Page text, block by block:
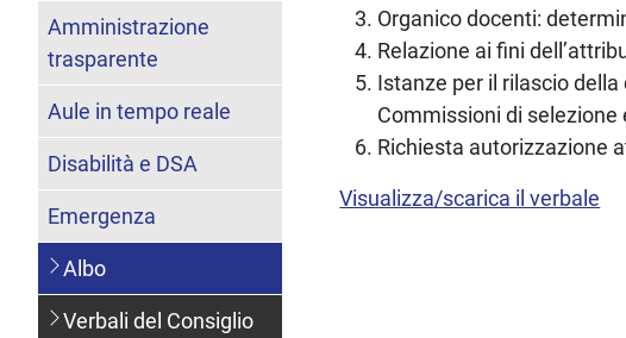
Organico docenti:
Relazione ai fini
Istanze per il rilascio
Commissioni di selezione
Richiesta autorizzazione
Visualizza/scarica il verbale
Amministrazione
trasparente
Aule in tempo reale
Disabilità e DSA
Emergenza
Albo
Verbali del Consiglio